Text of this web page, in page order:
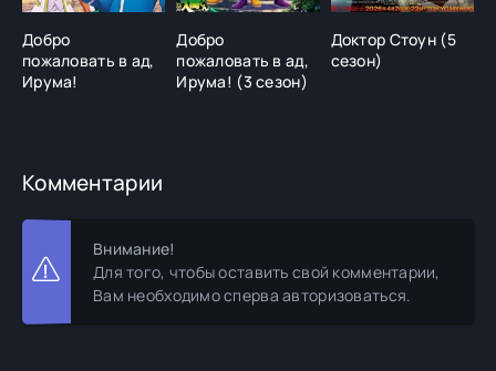
Добро
пожаловать в ад,
Ирума!
Добро
пожаловать в ад,
Ирума! (3 сезон)
Доктор Стоун (5
сезон)
Комментарии
Внимание!
Для того, чтобы оставить свой комментарии,
Вам необходимо сперва авторизоваться.